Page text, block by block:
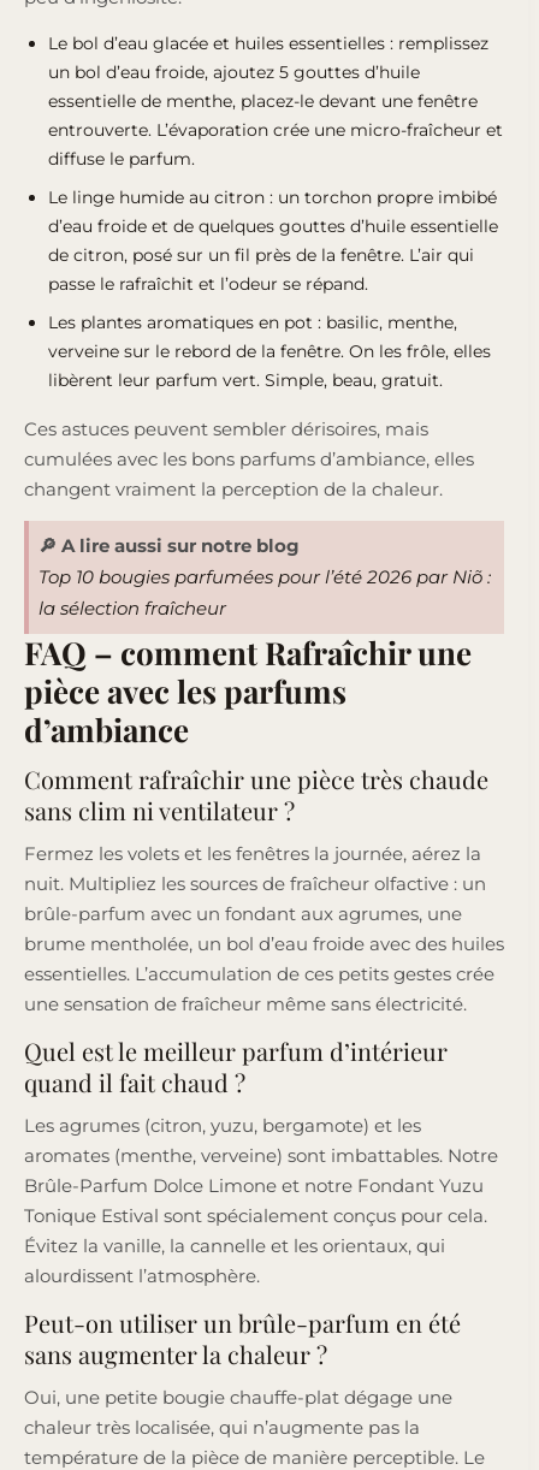
Le bol d’eau glacée et huiles essentielles : remplissez
un bol d’eau froide, ajoutez 5 gouttes d’huile
essentielle de menthe, placez-le devant une fenêtre
entrouverte. L’évaporation crée une micro-fraîcheur et
diffuse le parfum.
Le linge humide au citron : un torchon propre imbibé
d’eau froide et de quelques gouttes d’huile essentielle
de citron, posé sur un fil près de la fenêtre. L’air qui
passe le rafraîchit et l’odeur se répand.
Les plantes aromatiques en pot : basilic, menthe,
verveine sur le rebord de la fenêtre. On les frôle, elles
libèrent leur parfum vert. Simple, beau, gratuit.
Ces astuces peuvent sembler dérisoires, mais
cumulées avec les bons parfums d’ambiance, elles
changent vraiment la perception de la chaleur.
🔎 A lire aussi sur notre blog
Top 10 bougies parfumées pour l’été 2026 par Niõ :
la sélection fraîcheur
FAQ – comment Rafraîchir une
pièce avec les parfums
d’ambiance
Comment rafraîchir une pièce très chaude
sans clim ni ventilateur ?
Fermez les volets et les fenêtres la journée, aérez la
nuit. Multipliez les sources de fraîcheur olfactive : un
brûle-parfum avec un fondant aux agrumes, une
brume mentholée, un bol d’eau froide avec des huiles
essentielles. L’accumulation de ces petits gestes crée
une sensation de fraîcheur même sans électricité.
Quel est le meilleur parfum d’intérieur
quand il fait chaud ?
Les agrumes (citron, yuzu, bergamote) et les
aromates (menthe, verveine) sont imbattables. Notre
Brûle-Parfum Dolce Limone et notre Fondant Yuzu
Tonique Estival sont spécialement conçus pour cela.
Évitez la vanille, la cannelle et les orientaux, qui
alourdissent l’atmosphère.
Peut-on utiliser un brûle-parfum en été
sans augmenter la chaleur ?
Oui, une petite bougie chauffe-plat dégage une
chaleur très localisée, qui n’augmente pas la
température de la pièce de manière perceptible. Le